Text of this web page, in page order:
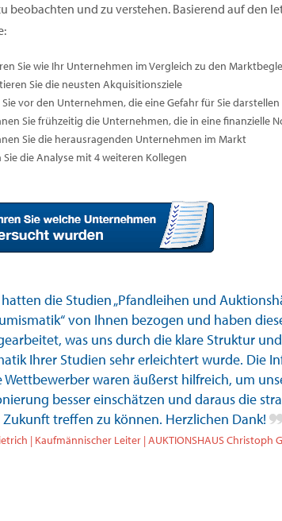
beobachten und zu verstehen. Basierend auf den
Sie wie Ihr Unternehmen im Vergleich zu den
Sie die neusten Akquisitionsziele
Sie vor den Unternehmen, die eine Gefahr für Sie
Sie frühzeitig die Unternehmen, die in eine finanzielle
Sie die herausragenden Unternehmen im Markt
Sie die Analyse mit 4 weiteren Kollegen
die Studien „Pfandleihen und
von Ihnen bezogen und haben
was uns durch die klare Struktur
Ihrer Studien sehr erleichtert wurde. Die
Wettbewerber waren äußerst hilfreich, um
besser einschätzen und daraus die
treffen zu können. Herzlichen Dank!
| Kaufmännischer Leiter | AUKTIONSHAUS Christoph